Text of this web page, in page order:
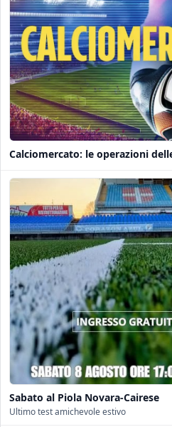
Calciomercato: le operazioni
Sabato al Piola Novara-Cairese
Ultimo test amichevole estivo